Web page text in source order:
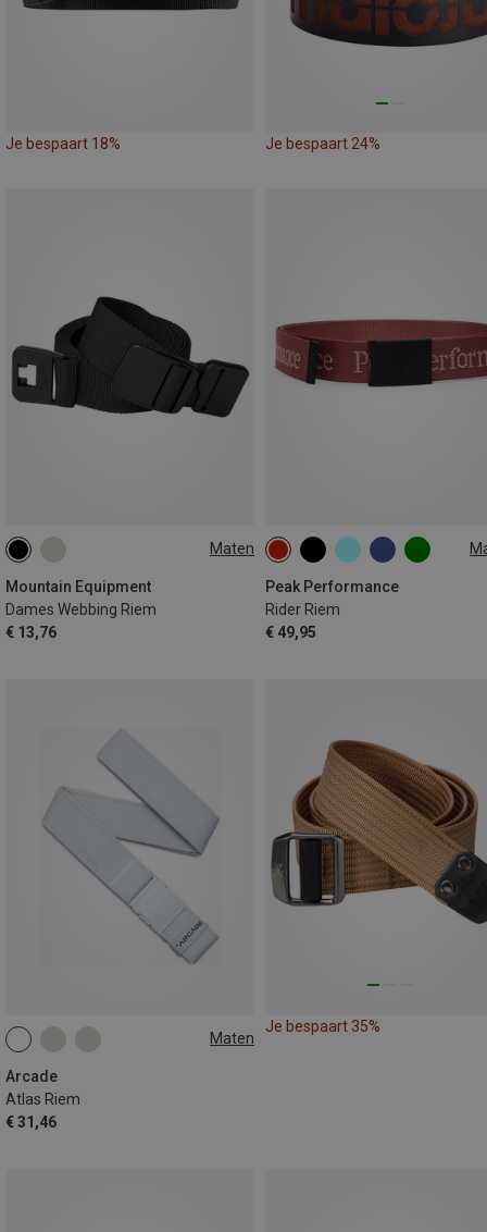
Je bespaart 18% Je bespaart 24%
Maten
Mountain Equipment
Dames Webbing Riem
€ 13,76
M L
Peak Performance
Rider Riem
€ 49,95
ONE SIZE
Maten
Arcade
Atlas Riem
€ 31,46
ONE SIZE
Je bespaart 35%